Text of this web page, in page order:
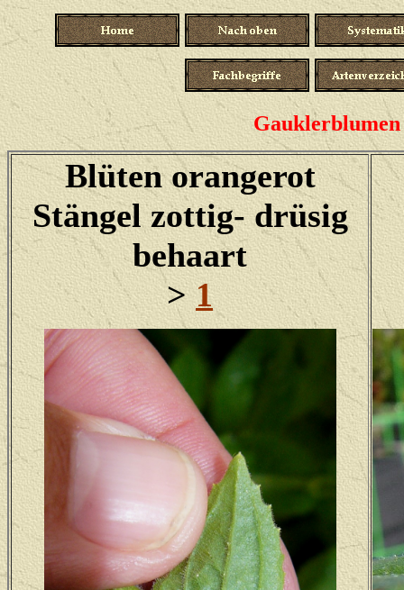
Blüten orangerot
Stängel zottig- drüsig
behaart
>1